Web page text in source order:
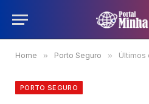
Home » Porto Seguro » Últimos
PORTO SEGURO